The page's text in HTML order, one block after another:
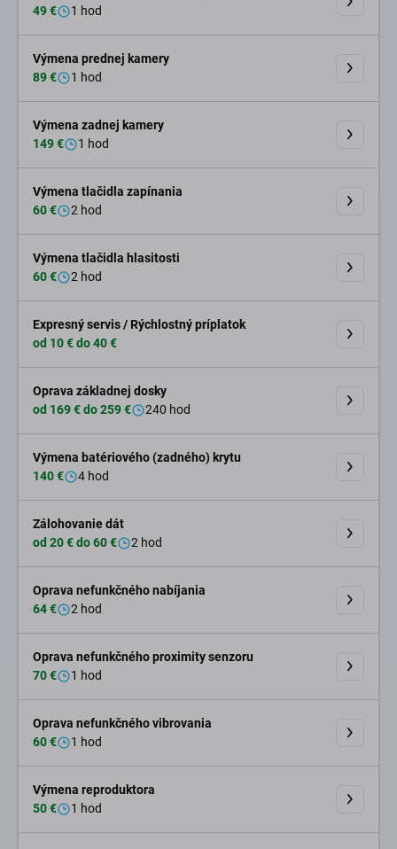
49 €
1 hod
Výmena prednej kamery
89 €
1 hod
Výmena zadnej kamery
149 €
1 hod
Výmena tlačidla zapínania
60 €
2 hod
Výmena tlačidla hlasitosti
60 €
2 hod
Expresný servis / Rýchlostný príplatok
od 10 € do 40 €
Oprava základnej dosky
od 169 € do 259 €
240 hod
Výmena batériového (zadného) krytu
140 €
4 hod
Zálohovanie dát
od 20 € do 60 €
2 hod
Oprava nefunkčného nabíjania
64 €
2 hod
Oprava nefunkčného proximity senzoru
70 €
1 hod
Oprava nefunkčného vibrovania
60 €
1 hod
Výmena reproduktora
50 €
1 hod